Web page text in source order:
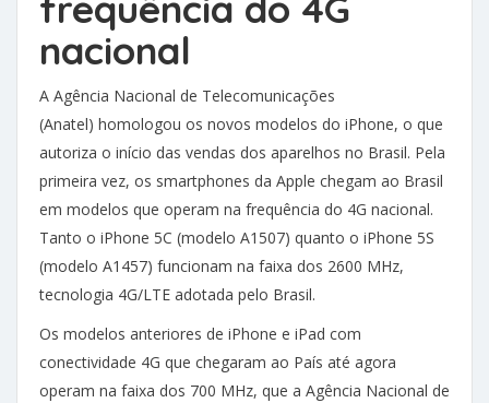
nacional
A Agência Nacional de Telecomunicações
(Anatel) homologou os novos modelos do iPhone, o que
autoriza o início das vendas dos aparelhos no Brasil. Pela
primeira vez, os smartphones da Apple chegam ao Brasil
em modelos que operam na frequência do 4G nacional.
Tanto o iPhone 5C (modelo A1507) quanto o iPhone 5S
(modelo A1457) funcionam na faixa dos 2600 MHz,
tecnologia 4G/LTE adotada pelo Brasil.
Os modelos anteriores de iPhone e iPad com
conectividade 4G que chegaram ao País até agora
operam na faixa dos 700 MHz, que a Agência Nacional de